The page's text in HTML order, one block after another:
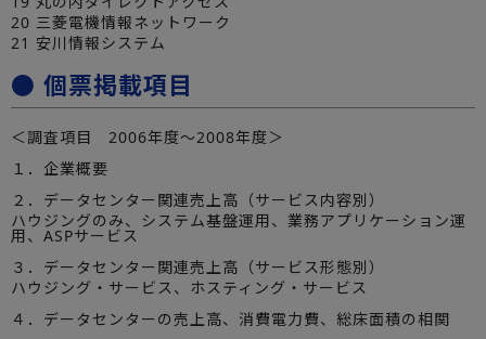
20 三菱電機情報ネットワーク
21 安川情報システム
● 個票掲載項目
＜調査項目 2006年度～2008年度＞
１．企業概要
２．データセンター関連売上高（サービス内容別）
ハウジングのみ、システム基盤運用、業務アプリケーション運
用、ASPサービス
３．データセンター関連売上高（サービス形態別）
ハウジング・サービス、ホスティング・サービス
４．データセンターの売上高、消費電力費、総床面積の相関